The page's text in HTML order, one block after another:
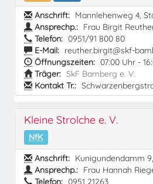
Anschrift: Mannlehenweg 4,
Ansprechp.: Frau Birgit
Telefon: 0951/91 800 80
E-Mail: reuther.birgit@skf-
Öffnungszeiten: 07:00 Uhr -
Träger: SkF Bamberg e. V.
Kontakt Tr.:
Kleine Strolche e. V.
NfK
Anschrift: Kunigundendamm
Ansprechp.: Frau Hannah
Telefon: 0951 21263